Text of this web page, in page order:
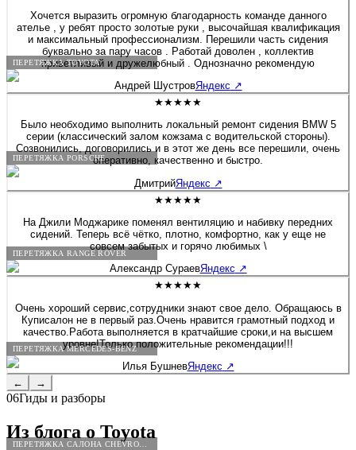
ПЕРЕТЯЖКА TOYOTA
ПЕРЕТЯЖКА PORSCHE
ПЕРЕТЯЖКА RANGE ROVER
ПЕРЕТЯЖКА MERCEDES-BENZ
Хочется выразить огромную благодарность команде данного
ателье , у ребят просто золотые руки , высочайшая квалификация
и максимальный профессионализм. Перешили часть сидения
буквально за пару часов . Работай доволен , коллектив
приветливый и дружелюбный . Однозначно рекомендую
Андрей ШустровЯндекс ↗
★★★★★
Было необходимо выполнить локальный ремонт сидения BMW 5
серии (классический залом кожзама с водительской стороны).
Созвонились, договорились и в этот же день все перешили, очень
оперативно, качественно и быстро.
ДмитрийЯндекс ↗
★★★★★
На Джили Моджарике поменял вентиляцию и набивку передних
сидений. Теперь всё чётко, плотно, комфортно, как у еще не
совсем забытых и горячо любимых \
Александр СураевЯндекс ↗
★★★★★
Очень хороший сервис,сотрудники знают свое дело. Обращаюсь в
Куписалон не в первый раз.Очень нравится грамотный подход и
качество.Работа выполняется в кратчайшие сроки,и на высшем
уровне!Только положительные рекомендации!!!
Илья БушневЯндекс ↗
←
→
06Гиды и разборы
Из блога о Toyota